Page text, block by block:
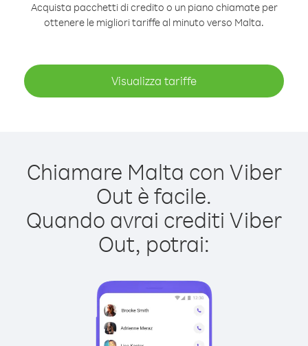
Acquista pacchetti di credito o un piano chiamate per
ottenere le migliori tariffe al minuto verso Malta.
Visualizza tariffe
Chiamare Malta con Viber
Out è facile.
Quando avrai crediti Viber
Out, potrai: